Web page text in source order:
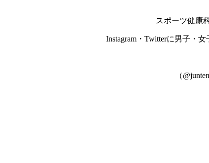
スポーツ健康
Instagram・Twitterに男子・
（